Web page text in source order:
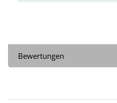
Bewertungen